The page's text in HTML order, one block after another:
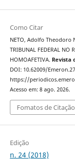
Como Citar
NETO, Adolfo Theodoro
TRIBUNAL FEDERAL NO
HOMOAFETIVA. Revista
DOI: 10.62009/
https://
Acesso em: 8 ago. 2026.
Fomatos de Citação
Edição
n. 24 (2018)